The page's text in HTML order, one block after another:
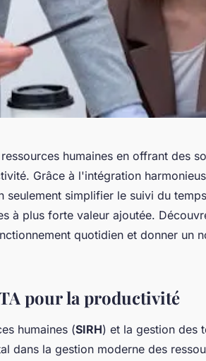
humaines en offrant des
Grâce à l'intégration
simplifier le suivi du
à plus forte valeur ajoutée.
quotidien et donner un
pour la productivité
humaines (SIRH) et la gestion des
dans la gestion moderne des